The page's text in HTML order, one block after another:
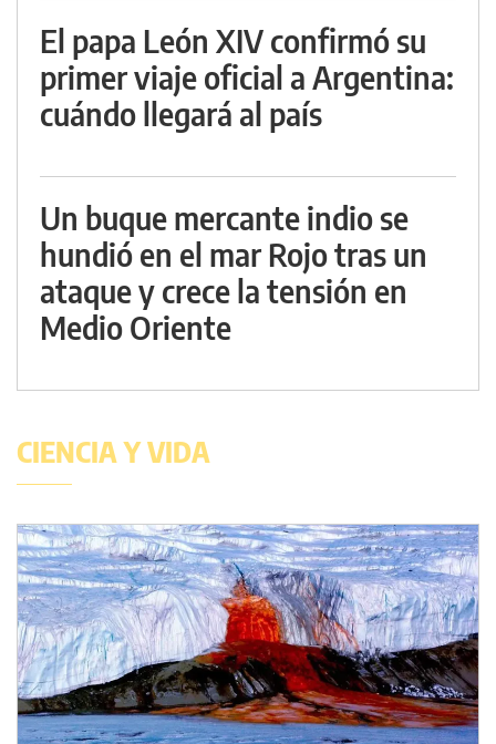
El papa León XIV confirmó su
primer viaje oficial a Argentina:
cuándo llegará al país
Un buque mercante indio se
hundió en el mar Rojo tras un
ataque y crece la tensión en
Medio Oriente
CIENCIA Y VIDA